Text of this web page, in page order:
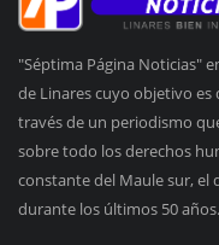
"Séptima Página Noticias"
de Linares cuyo objetivo
través de un periodismo
sobre todo los derechos
constante del Maule sur, el
durante los últimos 50 años.